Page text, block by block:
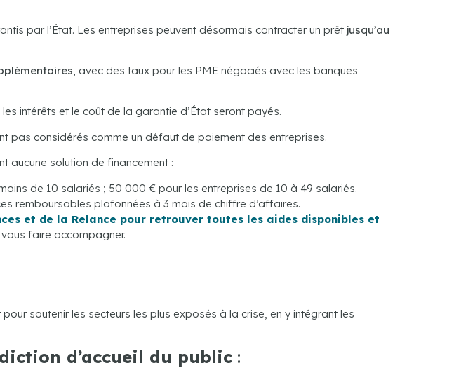
par l’État. Les entreprises peuvent désormais contracter un prêt jusqu’au
, avec des taux pour les PME négociés avec les banques
intérêts et le coût de la garantie d’État seront payés.
pas considérés comme un défaut de paiement des entreprises.
aucune solution de financement :
de 10 salariés ; 50 000 € pour les entreprises de 10 à 49 salariés.
remboursables plafonnées à 3 mois de chiffre d’affaires.
et de la Relance pour retrouver toutes les aides disponibles et
faire accompagner.
soutenir les secteurs les plus exposés à la crise, en y intégrant les
d’accueil du public :